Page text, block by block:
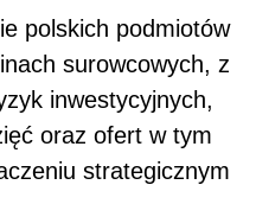
polskich podmiotów
surowcowych, z
inwestycyjnych,
oraz ofert w tym
strategicznym